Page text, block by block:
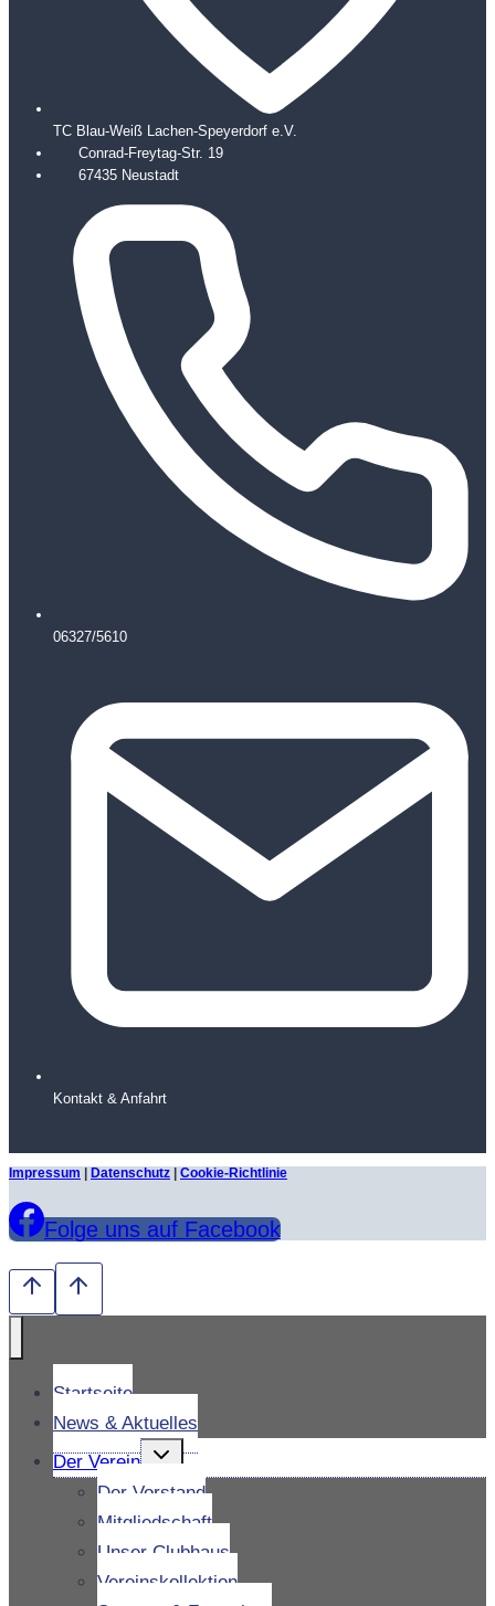
TC Blau-Weiß Lachen-Speyerdorf e.V.
Conrad-Freytag-Str. 19
67435 Neustadt
06327/5610
Kontakt & Anfahrt
Impressum Datenschutz Cookie-Richtlinie
Folge uns auf Facebook
Startseite
News & Aktuelles
Der Verein
Untermenü
umschalten
Der Vorstand
Mitgliedschaft
Unser Clubhaus
Vereinskollektion